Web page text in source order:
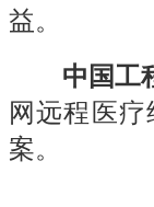
益。
中国工
网远程医
案。